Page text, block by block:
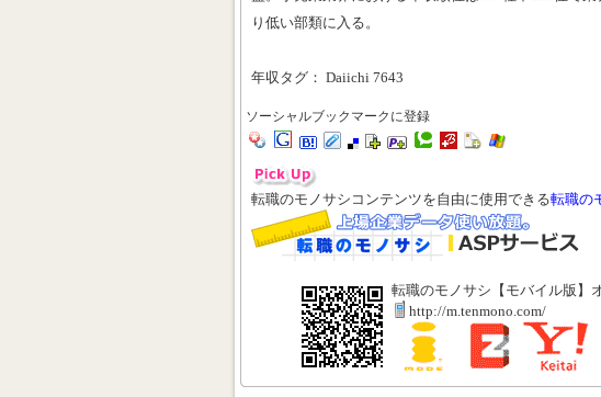
り低い部類に入る。
年収タグ： Daiichi 7643
ソーシャルブックマークに登録
転職のモノサシコンテンツを自由に使用できる転職の
転職のモノサシ【モバイル版】
http://m.tenmono.com/